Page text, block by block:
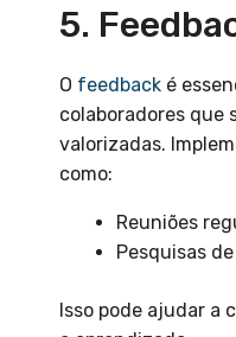
5.
O feedback é
colaboradores que
valorizadas.
como:
Reuniões
Pesquisas
Isso pode ajudar a